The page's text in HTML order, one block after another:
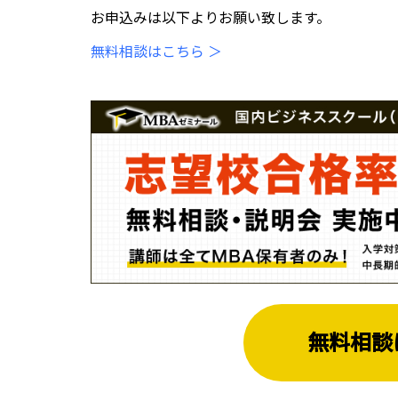
お申込みは以下よりお願い致します。
無料相談はこちら ＞
無料相